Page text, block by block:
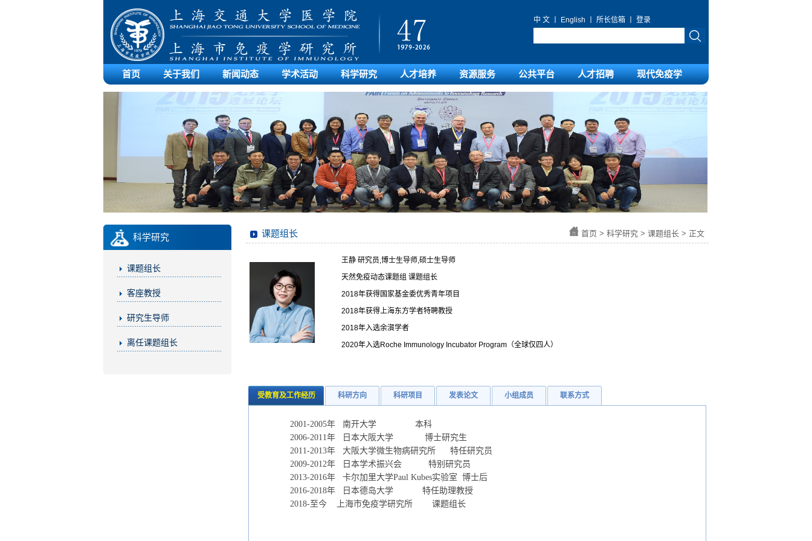
中 文 English 所长信箱 登录
首页 关于我们 新闻动态 学术活动 科学研究 人才培养 资源服务 公共平台 人才招聘 现代免疫学
科学研究
课题组长
客座教授
研究生导师
离任课题组长
课题组长 首页 > 科学研究 > 课题组长 > 正文
王静 研究员,博士生导师,硕士生导师
天然免疫动态课题组 课题组长
2018年获得国家基金委优秀青年项目
2018年获得上海东方学者特聘教授
2018年入选余㵑学者
2020年入选Roche Immunology Incubator Program（全球仅四人）
受教育及工作经历 科研方向 科研项目 发表论文 小组成员 联系方式
2001-2005年 南开大学 本科
2006-2011年 日本大阪大学 博士研究生
2011-2013年 大阪大学微生物病研究所 特任研究员
2009-2012年 日本学术振兴会 特别研究员
2013-2016年 卡尔加里大学Paul Kubes实验室 博士后
2016-2018年 日本德岛大学 特任助理教授
2018-至今 上海市免疫学研究所 课题组长